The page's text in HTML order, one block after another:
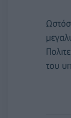
του